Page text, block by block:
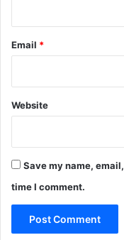
Email *
Website
Save my name,
time I comment.